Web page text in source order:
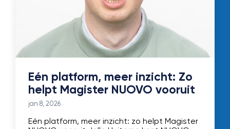
Eén platform, meer inzicht: Zo
helpt Magister NUOVO vooruit
jan 8, 2026
Eén platform, meer inzicht: zo helpt Magister